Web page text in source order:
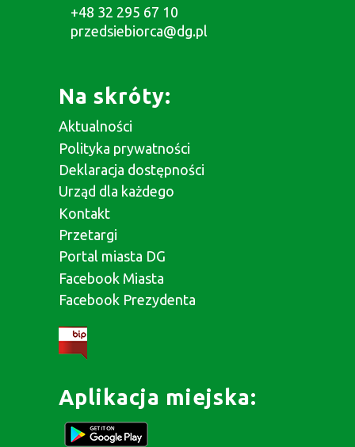
+48 32 295 67 10
przedsiebiorca@dg.pl
Na skróty:
Aktualności
Polityka prywatności
Deklaracja dostępności
Urząd dla każdego
Kontakt
Przetargi
Portal miasta DG
Facebook Miasta
Facebook Prezydenta
Aplikacja miejska: